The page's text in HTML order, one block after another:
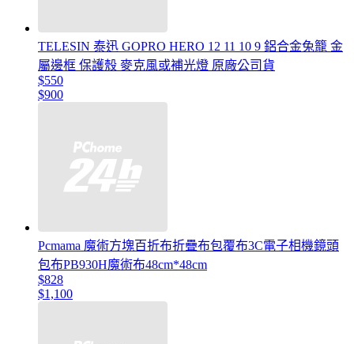
TELESIN 泰迅 GOPRO HERO 12 11 10 9 鋁合金兔籠 金
屬邊框 保護殼 麥克風或補光燈 原廠公司貨
$550
$900
Pcmama 魔術方塊百折布折疊布包覆布3C電子相機鏡頭
包布PB930H魔術布48cm*48cm
$828
$1,100